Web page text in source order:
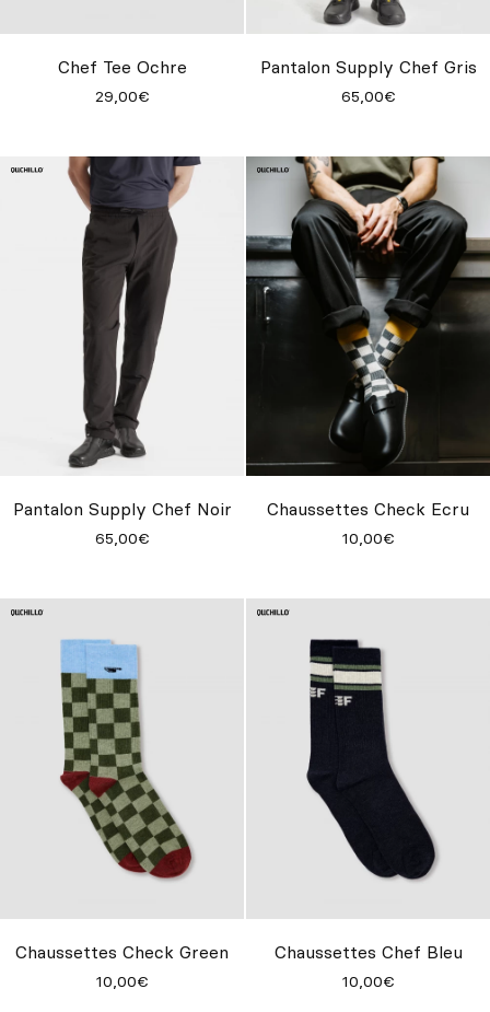
S’inspirer
Rechercher
ES IT
Chef Tee Ochre
29,00€
Pantalon Supply Chef Gris
65,00€
Pantalon Supply Chef Noir
65,00€
Chaussettes Check Ecru
10,00€
Chaussettes Check Green
10,00€
Chaussettes Chef Bleu
10,00€